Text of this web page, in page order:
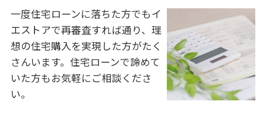
一度住宅ローンに落ちた方でもイ
エストアで再審査すれば通り、理
想の住宅購入を実現した方がたく
さんいます。住宅ローンで諦めて
いた方もお気軽にご相談くださ
い。